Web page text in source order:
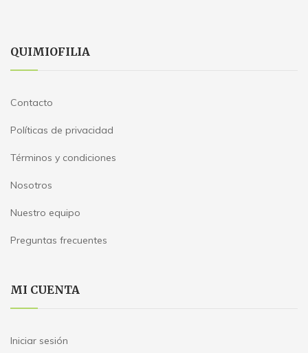
QUIMIOFILIA
Contacto
Políticas de privacidad
Términos y condiciones
Nosotros
Nuestro equipo
Preguntas frecuentes
MI CUENTA
Iniciar sesión